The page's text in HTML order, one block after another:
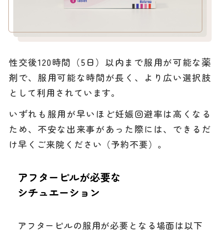
性交後120時間（5日）以内まで服用が可能な薬
剤で、服用可能な時間が長く、より広い選択肢
として利用されています。
いずれも服用が早いほど妊娠回避率は高くなる
ため、不安な出来事があった際には、できるだ
け早くご来院ください（予約不要）。
アフターピルが必要な
シチュエーション
アフターピルの服用が必要となる場面は以下